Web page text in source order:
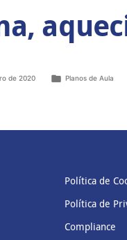
de 2020 Planos de Aula
Política de
Política de
Compliance